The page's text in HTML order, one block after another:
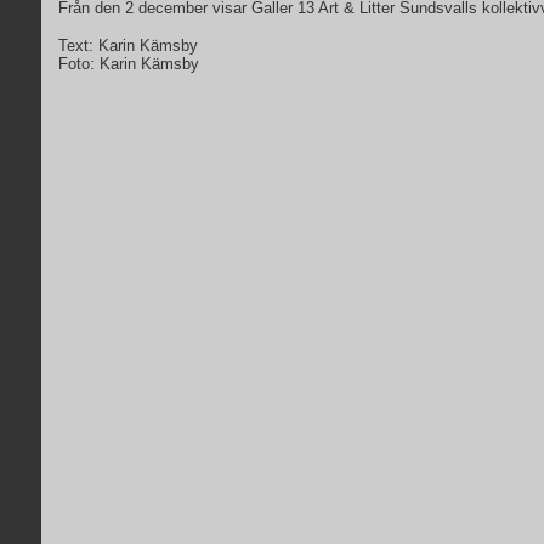
Från den 2 december visar Galler 13 Art & Litter Sundsvalls
Text: Karin Kämsby
Foto: Karin Kämsby